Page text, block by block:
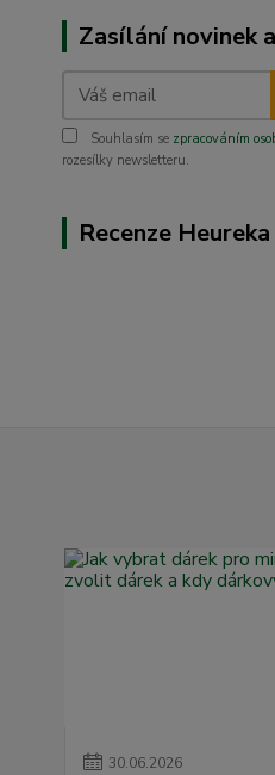
Zasílání novinek
Souhlasím se zpracováním
rozesílky newsletteru.
Recenze Heureka
30.06.2026